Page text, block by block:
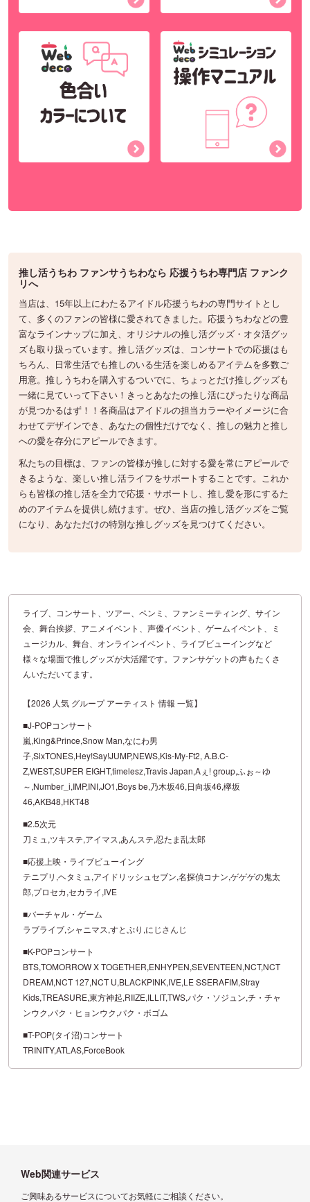
推し活うちわ ファンサうちわなら 応援うちわ専門店 ファンク
リへ
当店は、15年以上にわたるアイドル応援うちわの専門サイトとし
て、多くのファンの皆様に愛されてきました。応援うちわなどの豊
富なラインナップに加え、オリジナルの推し活グッズ・オタ活グッ
ズも取り扱っています。推し活グッズは、コンサートでの応援はも
ちろん、日常生活でも推しのいる生活を楽しめるアイテムを多数ご
用意。推しうちわを購入するついでに、ちょっとだけ推しグッズも
一緒に見ていって下さい！きっとあなたの推し活にぴったりな商品
が見つかるはず！！各商品はアイドルの担当カラーやイメージに合
わせてデザインでき、あなたの個性だけでなく、推しの魅力と推し
への愛を存分にアピールできます。
私たちの目標は、ファンの皆様が推しに対する愛を常にアピールで
きるような、楽しい推し活ライフをサポートすることです。これか
らも皆様の推し活を全力で応援・サポートし、推し愛を形にするた
めのアイテムを提供し続けます。ぜひ、当店の推し活グッズをご覧
になり、あなただけの特別な推しグッズを見つけてください。
ライブ、コンサート、ツアー、ペンミ、ファンミーティング、サイン
会、舞台挨拶、アニメイベント、声優イベント、ゲームイベント、ミ
ュージカル、舞台、オンラインイベント、ライブビューイングなど
様々な場面で推しグッズが大活躍です。ファンサゲットの声もたくさ
んいただいてます。
【2026 人気 グループ アーティスト 情報 一覧】
■J-POPコンサート
嵐,King&Prince,Snow Man,なにわ男
子,SixTONES,Hey!Say!JUMP,NEWS,Kis-My-Ft2, A.B.C-
Z,WEST,SUPER EIGHT,timelesz,Travis Japan,Aぇ! group,ふぉ～ゆ
～,Number_i,IMP,INI,JO1,Boys be,乃木坂46,日向坂46,欅坂
46,AKB48,HKT48
■2.5次元
刀ミュ,ツキステ,アイマス,あんステ,忍たま乱太郎
■応援上映・ライブビューイング
テニプリ,ヘタミュ,アイドリッシュセブン,名探偵コナン,ゲゲゲの鬼太
郎,プロセカ,セカライ,IVE
■バーチャル・ゲーム
ラブライブ,シャニマス,すとぷり,にじさんじ
■K-POPコンサート
BTS,TOMORROW X TOGETHER,ENHYPEN,SEVENTEEN,NCT,NCT
DREAM,NCT 127,NCT U,BLACKPINK,IVE,LE SSERAFIM,Stray
Kids,TREASURE,東方神起,RIIZE,ILLIT,TWS,パク・ソジュン,チ・チャ
ンウク,パク・ヒョンウク,パク・ボゴム
■T-POP(タイ沼)コンサート
TRINITY,ATLAS,ForceBook
Web関連サービス
ご興味あるサービスについてお気軽にご相談ください。